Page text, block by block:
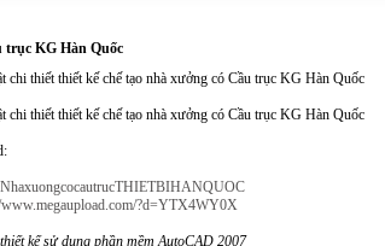
trục KG Hàn Quốc
chi thiết thiết kế chế tạo nhà xưởng có Cầu trục KG Hàn Quốc
chi thiết thiết kế chế tạo nhà xưởng có Cầu trục KG Hàn Quốc
NhaxuongcocautrucTHIETBIHANQUOC
?d=YTX4WY0X
kế sử dụng phần mềm AutoCAD 2007